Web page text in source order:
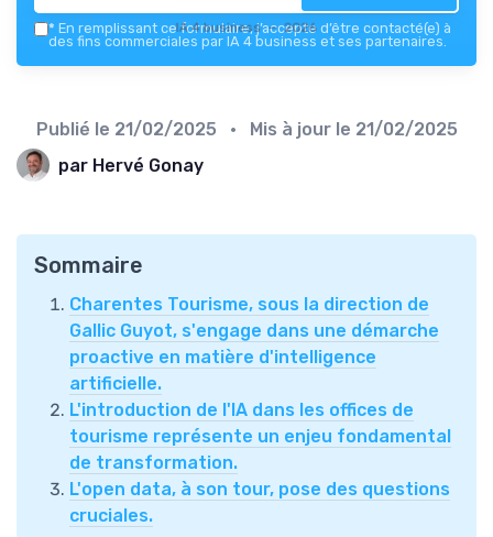
IA 4 business — 2026
* En remplissant ce formulaire, j’accepte d’être contacté(e) à
des fins commerciales par IA 4 business et ses partenaires.
Publié le 21/02/2025 • Mis à jour le 21/02/2025
par Hervé Gonay
Sommaire
Charentes Tourisme, sous la direction de
Gallic Guyot, s'engage dans une démarche
proactive en matière d'intelligence
artificielle.
L'introduction de l'IA dans les offices de
tourisme représente un enjeu fondamental
de transformation.
L'open data, à son tour, pose des questions
cruciales.